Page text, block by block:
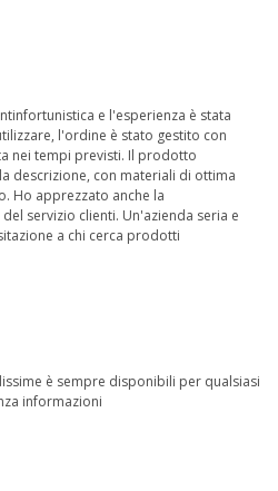
e l'esperienza è stata
l'ordine è stato gestito con
nei tempi previsti. Il prodotto
descrizione, con materiali di ottima
Ho apprezzato anche la
servizio clienti. Un'azienda seria e
a chi cerca prodotti
è sempre disponibili per qualsiasi
informazioni